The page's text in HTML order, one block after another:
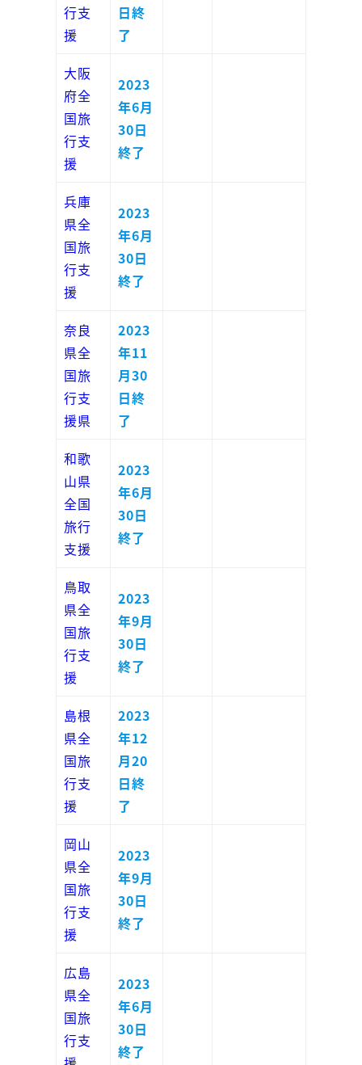
行支
援
日終
了
大阪
府全
国旅
行支
援
2023
年6月
30日
終了
兵庫
県全
国旅
行支
援
2023
年6月
30日
終了
奈良
県全
国旅
行支
援県
2023
年11
月30
日終
了
和歌
山県
全国
旅行
支援
2023
年6月
30日
終了
鳥取
県全
国旅
行支
援
2023
年9月
30日
終了
島根
県全
国旅
行支
援
2023
年12
月20
日終
了
岡山
県全
国旅
行支
援
2023
年9月
30日
終了
広島
県全
国旅
行支
2023
年6月
30日
終了